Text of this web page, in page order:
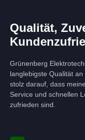
Qualität,
Grünenberg
langlebigste Qualität
stolz darauf, dass
Service und schnellen
zufrieden sind.